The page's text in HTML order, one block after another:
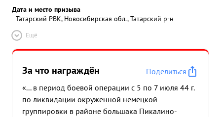
Дата и место призыва
Татарский РВК, Новосибирская обл., Татарский р-н
Ещё
За что награждён
Поделиться
«... в период боевой операции с 5 по 7 июля 44 г.
по ликвидации окруженной немецкой
группировки в районе большака Пикалино-